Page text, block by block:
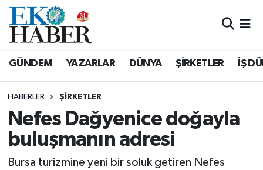
GÜNDEM YAZARLAR DÜNYA ŞİRKETLER İŞ
HABERLER ŞIRKETLER
Nefes Dağyenice doğayla
buluşmanın adresi
Bursa turizmine yeni bir soluk getiren Nefes
Hava Durumu
Tüm Manşetler
Son Dakika Haberleri